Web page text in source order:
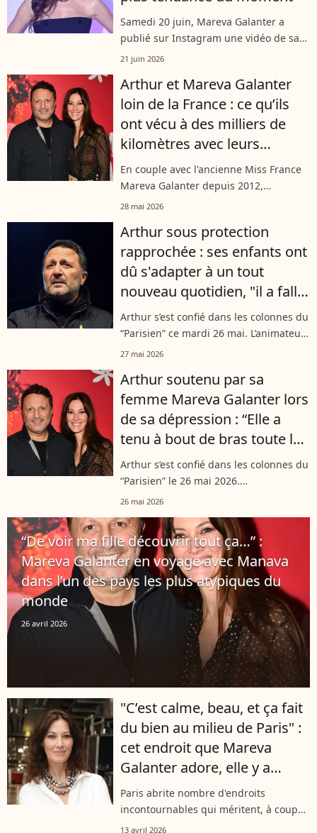
Samedi 20 juin, Mareva Galanter a
publié sur Instagram une vidéo de sa
transformation capillaire. L'ancienne
l'animateur Arthur, a dit adieu à ses
longueurs....
21 juin 2026
Arthur et Mareva Galanter
loin de la France : ce qu’ils
ont vécu à des milliers de
kilomètres avec leurs
enfants
En couple avec l'ancienne Miss France
Mareva Galanter depuis 2012,
l'emblématique animateur de TF1
l'étranger avec son épouse et ses
enfants. Malheureusement...
28 mai 2026
Arthur sous protection
rapprochée : ses enfants ont
dû s'adapter à un tout
nouveau quotidien, "il a fallu
leur expliquer"
Arthur s’est confié dans les colonnes du
“Parisien” ce mardi 26 mai. L’animateur
est revenu sur sa sécurité, la présence
dont cela impacte son...
27 mai 2026
Arthur soutenu par sa
femme Mareva Galanter lors
de sa dépression : “Elle a
tenu à bout de bras toute la
famille pendant deux ans et
demi"
Arthur s’est confié dans les colonnes du
“Parisien” le 26 mai 2026.
L’emblématique animateur est
dont il a été victime, mais aussi sur la
manière...
26 mai 2026
“De voir ma fille découvrir tout ça…” :
Mareva Galanter en voyage avec Manava
dans l’un des pays les plus atypiques du
monde
26 avril 2026
"C’est calme, beau, et ça fait
du bien au milieu de Paris" :
cet endroit que Mareva
Galanter adore, elle y a
emmené le nouveau
membre de son clan
Paris abrite nombre d'endroits
incontournables qui méritent, à coup
sûr, le coup d'œil. C'est le cas de ce
13 avril 2026